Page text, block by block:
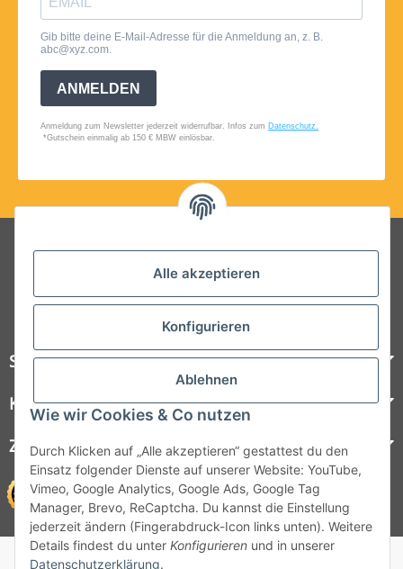
Alle akzeptieren
Konfigurieren
Ablehnen
Wie wir Cookies & Co nutzen
Durch Klicken auf „Alle akzeptieren“ gestattest du den
Einsatz folgender Dienste auf unserer Website: YouTube,
Vimeo, Google Analytics, Google Ads, Google Tag
Manager, Brevo, ReCaptcha. Du kannst die Einstellung
jederzeit ändern (Fingerabdruck-Icon links unten). Weitere
Details findest du unter Konfigurieren und in unserer
Datenschutzerklärung.
Folgt uns auf Social Media
Steelboxx
Kundenservice
Zahlungsmöglichkeiten
© 1964 - 2026 Lüllmann GmbH